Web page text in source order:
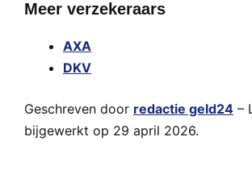
Meer verzekeraars
AXA
DKV
Geschreven door redactie geld24 –
bijgewerkt op 29 april 2026.